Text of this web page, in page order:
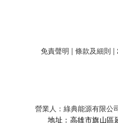
免責聲明 | 條款及細則 |
營業人：綠典能源有限公
地址：高雄市旗山區